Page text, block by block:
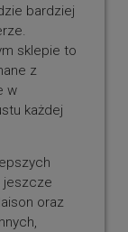
bardziej
sklepie to
z
w
każdej
jeszcze
oraz